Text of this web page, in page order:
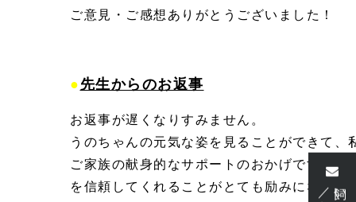
ご意見・ご感想ありがとうございました！
● 先生からのお返事
お返事が遅くなりすみません。
うのちゃんの元気な姿を見ることができて、
ご家族の献身的なサポートのおかげです。
を信頼してくれることがとても励みになりま